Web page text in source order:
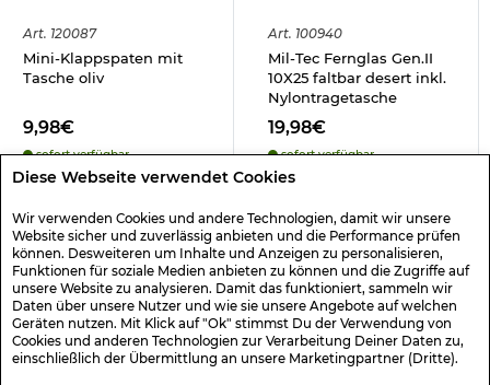
Diese Webseite verwendet Cookies
Wir verwenden Cookies und andere Technologien, damit wir unsere
Website sicher und zuverlässig anbieten und die Performance prüfen
können. Desweiteren um Inhalte und Anzeigen zu personalisieren,
Funktionen für soziale Medien anbieten zu können und die Zugriffe auf
unsere Website zu analysieren. Damit das funktioniert, sammeln wir
Daten über unsere Nutzer und wie sie unsere Angebote auf welchen
Geräten nutzen. Mit Klick auf "Ok" stimmst Du der Verwendung von
Cookies und anderen Technologien zur Verarbeitung Deiner Daten zu,
einschließlich der Übermittlung an unsere Marketingpartner (Dritte).
Art. 120087
Mini-Klappspaten mit
Tasche oliv
9,98€
sofort verfügbar
Art. 100940
Mil-Tec Fernglas Gen.II
10X25 faltbar desert inkl.
Nylontragetasche
19,98€
sofort verfügbar
1 2 3 4 5
Mit der richtigen Trekking-Ausrüstung wandern im
Winter
DasTrekking im Norden in kalten Ländernoder hierzulande in der